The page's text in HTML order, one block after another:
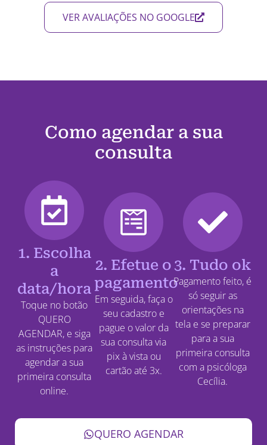
VER AVALIAÇÕES NO GOOGLE
Como agendar a sua
consulta
1. Escolha
a
data/hora
Toque no botão
QUERO
AGENDAR, e siga
as instruções para
agendar a sua
primeira consulta
online.
2. Efetue o
pagamento
Em seguida, faça o
seu cadastro e
pague o valor da
sua consulta via
pix à vista ou
cartão até 3x.
3. Tudo ok
Pagamento feito, é
só seguir as
orientações na
tela e se preparar
para a sua
primeira consulta
com a psicóloga
Cecília.
QUERO AGENDAR